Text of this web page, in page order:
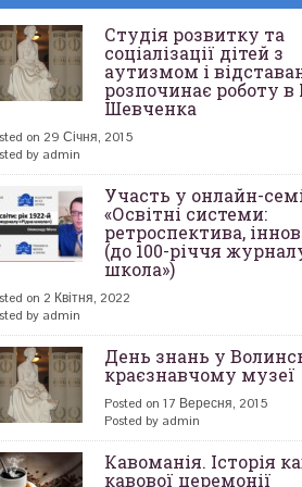
Студія розвитку та
соціалізації дітей з
аутизмом і
розпочинає роботу в
Шевченка
on 29 Січня, 2015
by admin
Участь у онлайн-
«Освітні системи:
ретроспектива,
(до 100-річчя
школа»)
on 2 Квітня, 2022
by admin
День знань у
краєзнавчому музеї
Posted on 17 Вересня, 2015
Posted by admin
Кавоманія. Історія
кавової церемонії